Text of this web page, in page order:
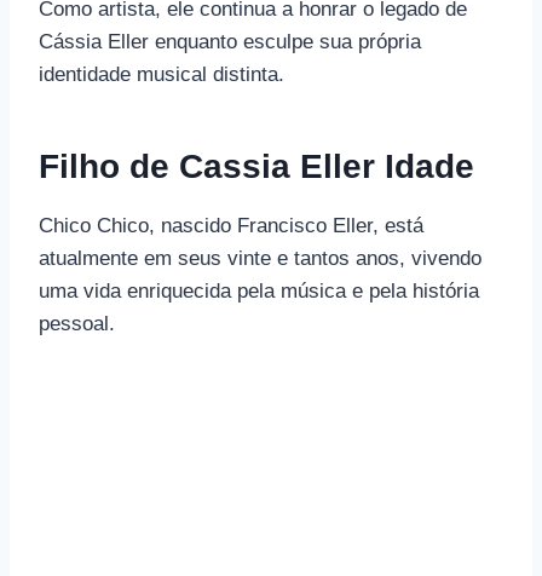
Como artista, ele continua a honrar o legado de
Cássia Eller enquanto esculpe sua própria
identidade musical distinta.
Filho de Cassia Eller Idade
Chico Chico, nascido Francisco Eller, está
atualmente em seus vinte e tantos anos, vivendo
uma vida enriquecida pela música e pela história
pessoal.